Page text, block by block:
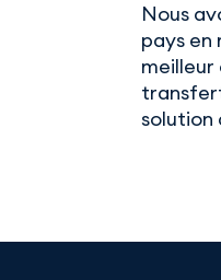
Nous
pays en
meilleur
solution